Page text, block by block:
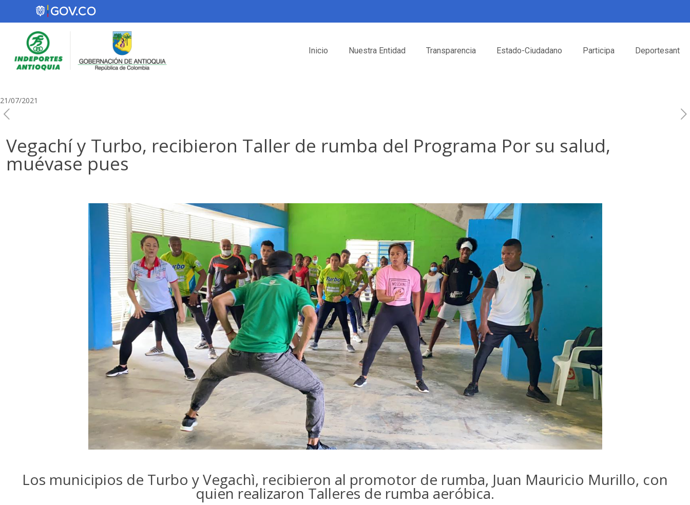
Inicio Nuestra Entidad Transparencia Estado-Ciudadano Participa Deportesant
21/07/2021
Vegachí y Turbo, recibieron Taller de rumba del Programa Por su salud,
muévase pues
Los municipios de Turbo y Vegachì, recibieron al promotor de rumba, Juan Mauricio Murillo, con
quien realizaron Talleres de rumba aeróbica.